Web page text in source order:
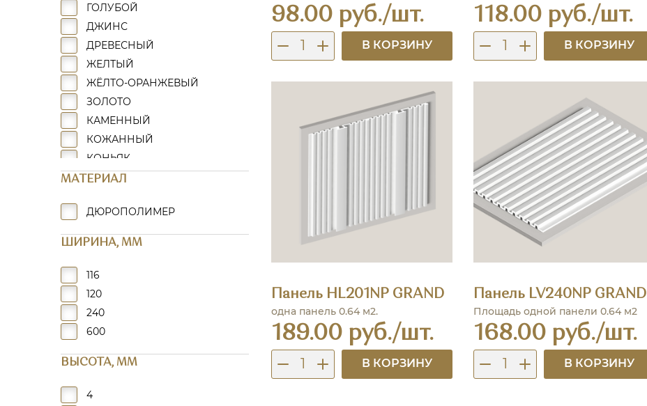
ГОЛУБОЙ
ДЖИНС
ДРЕВЕСНЫЙ
ЖЕЛТЫЙ
ЖЁЛТО-ОРАНЖЕВЫЙ
ЗОЛОТО
КАМЕННЫЙ
КОЖАННЫЙ
КОНЬЯК
КОРИЧНЕВЫЙ
ЛИМОННЫЙ
МЕДНЫЙ
РАЗНОЦВЕТНЫЙ
САТИНОВЫЙ
СЕРЕБРО
СИНИЙ
ЦВЕТНЫЕ ПАНЕЛИ
МАТЕРИАЛ
ДЮРОПОЛИМЕР
ШИРИНА, MM
116
120
240
600
ВЫСОТА, MM
4
98.00 руб./шт.
В КОРЗИНУ
118.00 руб./шт.
В КОРЗИНУ
Панель HL201NP GRAND
одна панель 0.64 м2.
189.00 руб./шт.
В КОРЗИНУ
Панель LV240NP GRAND
Площадь одной панели 0.64 м2
168.00 руб./шт.
В КОРЗИНУ